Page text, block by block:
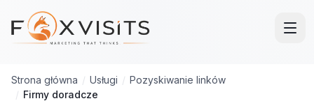
Przejdź do treści głównej
Strona główna / Usługi / Pozyskiwanie linków
/ Firmy doradcze